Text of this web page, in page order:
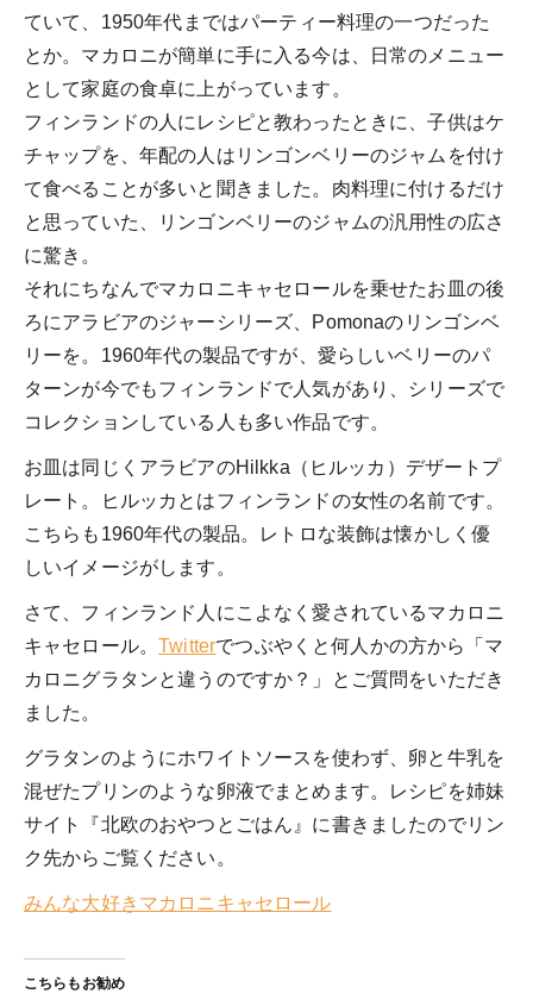
ていて、1950年代まではパーティー料理の一つだった
とか。マカロニが簡単に手に入る今は、日常のメニュー
として家庭の食卓に上がっています。
フィンランドの人にレシピと教わったときに、子供はケ
チャップを、年配の人はリンゴンベリーのジャムを付け
て食べることが多いと聞きました。肉料理に付けるだけ
と思っていた、リンゴンベリーのジャムの汎用性の広さ
に驚き。
それにちなんでマカロニキャセロールを乗せたお皿の後
ろにアラビアのジャーシリーズ、Pomonaのリンゴンベ
リーを。1960年代の製品ですが、愛らしいベリーのパ
ターンが今でもフィンランドで人気があり、シリーズで
コレクションしている人も多い作品です。
お皿は同じくアラビアのHilkka（ヒルッカ）デザートプ
レート。ヒルッカとはフィンランドの女性の名前です。
こちらも1960年代の製品。レトロな装飾は懐かしく優
しいイメージがします。
さて、フィンランド人にこよなく愛されているマカロニ
キャセロール。Twitterでつぶやくと何人かの方から「マ
カロニグラタンと違うのですか？」とご質問をいただき
ました。
グラタンのようにホワイトソースを使わず、卵と牛乳を
混ぜたプリンのような卵液でまとめます。レシピを姉妹
サイト『北欧のおやつとごはん』に書きましたのでリン
ク先からご覧ください。
みんな大好きマカロニキャセロール
こちらもお勧め